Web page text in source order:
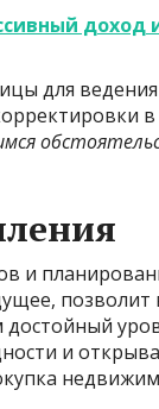
доход
для
и
достойный
и